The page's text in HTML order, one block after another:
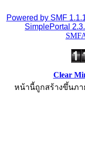
Powered by SMF
SimplePortal
Clear
หน้านี้ถูกสร้างขึ้นภา